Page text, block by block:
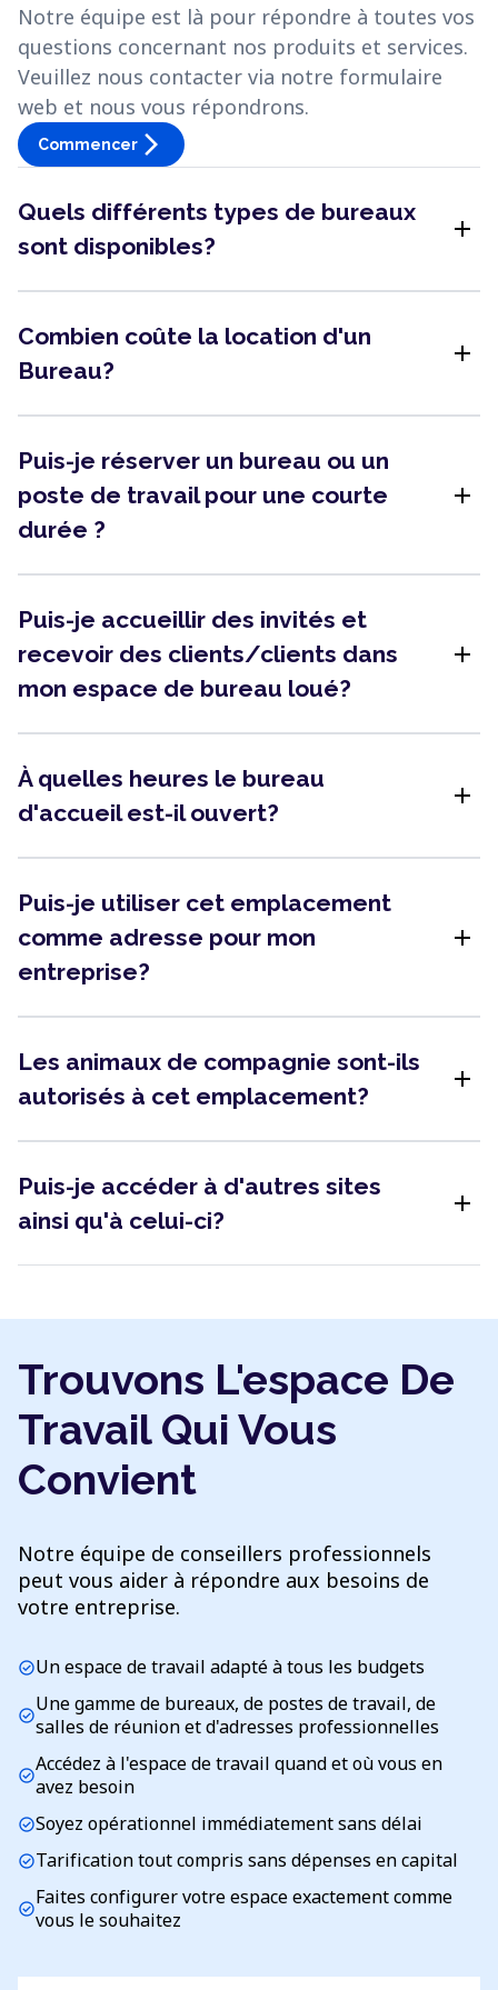
Notre équipe est là pour répondre à toutes vos
questions concernant nos produits et services.
Veuillez nous contacter via notre formulaire
web et nous vous répondrons.
Commencer arrow_forward_ios
Quels différents types de bureaux
sont disponibles?
add
Combien coûte la location d'un
Bureau?
add
Puis-je réserver un bureau ou un
poste de travail pour une courte
durée ?
add
Puis-je accueillir des invités et
recevoir des clients/clients dans
mon espace de bureau loué?
add
À quelles heures le bureau
d'accueil est-il ouvert?
add
Puis-je utiliser cet emplacement
comme adresse pour mon
entreprise?
add
Les animaux de compagnie sont-ils
autorisés à cet emplacement?
add
Puis-je accéder à d'autres sites
ainsi qu'à celui-ci?
add
Trouvons L'espace De
Travail Qui Vous
Convient
Notre équipe de conseillers professionnels
peut vous aider à répondre aux besoins de
votre entreprise.
check_circleUn espace de travail adapté à tous les budgets
check_circleUne gamme de bureaux, de postes de travail, de
salles de réunion et d'adresses professionnelles
check_circleAccédez à l'espace de travail quand et où vous en
avez besoin
check_circleSoyez opérationnel immédiatement sans délai
check_circleTarification tout compris sans dépenses en capital
check_circleFaites configurer votre espace exactement comme
vous le souhaitez